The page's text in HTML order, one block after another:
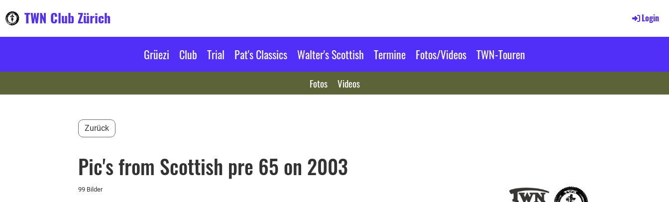
TWN Club Zürich Login
Grüezi Club Trial Pat's Classics Walter's Scottish Termine Fotos/Videos TWN-Touren
Fotos Videos
Zurück
Pic's from Scottish pre 65 on 2003
99 Bilder